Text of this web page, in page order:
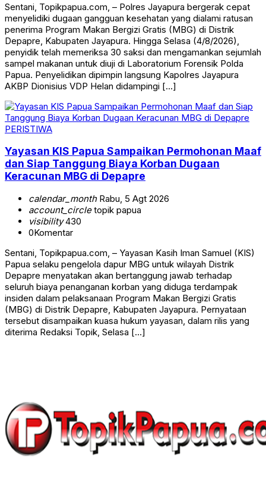
Sentani, Topikpapua.com, – Polres Jayapura bergerak cepat
menyelidiki dugaan gangguan kesehatan yang dialami ratusan
penerima Program Makan Bergizi Gratis (MBG) di Distrik
Depapre, Kabupaten Jayapura. Hingga Selasa (4/8/2026),
penyidik telah memeriksa 30 saksi dan mengamankan sejumlah
sampel makanan untuk diuji di Laboratorium Forensik Polda
Papua. Penyelidikan dipimpin langsung Kapolres Jayapura
AKBP Dionisius VDP Helan didampingi […]
PERISTIWA
Yayasan KIS Papua Sampaikan Permohonan Maaf
dan Siap Tanggung Biaya Korban Dugaan
Keracunan MBG di Depapre
calendar_monthRabu, 5 Agt 2026
account_circletopik papua
visibility430
0Komentar
Sentani, Topikpapua.com, – Yayasan Kasih Iman Samuel (KIS)
Papua selaku pengelola dapur MBG untuk wilayah Distrik
Depapre menyatakan akan bertanggung jawab terhadap
seluruh biaya penanganan korban yang diduga terdampak
insiden dalam pelaksanaan Program Makan Bergizi Gratis
(MBG) di Distrik Depapre, Kabupaten Jayapura. Pernyataan
tersebut disampaikan kuasa hukum yayasan, dalam rilis yang
diterima Redaksi Topik, Selasa […]